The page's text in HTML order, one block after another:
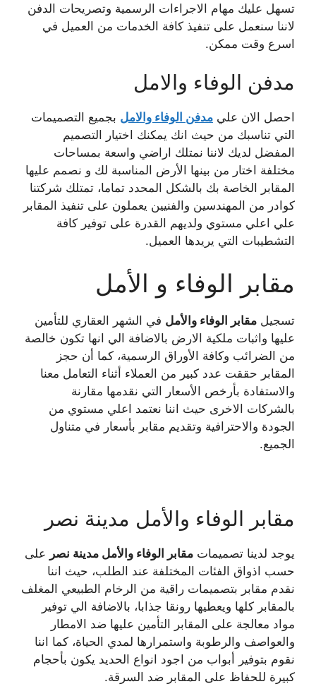
تسهل عليك مهام الاجراءات الرسمية وتصريحات الدفن
لاننا سنعمل على تنفيذ كافة الخدمات من العميل في
اسرع وقت ممكن.
مدفن الوفاء والامل
احصل الان علي مدفن الوفاء والامل بجميع التصميمات
التي تناسبك من حيث انك يمكنك اختيار التصميم
المفضل لديك لاننا نمتلك اراضي واسعة بمساحات
مختلفة اختار من بينها الأرض المناسبة لك و نصمم عليها
المقابر الخاصة بك بالشكل المحدد تماما، تمتلك شركتنا
كوادر من المهندسين والفنيين يعملون على تنفيذ المقابر
علي اعلي مستوي ولديهم القدرة على توفير كافة
التشطيبات التي يريدها العميل.
مقابر الوفاء و الأمل
تسجيل مقابر الوفاء والأمل في الشهر العقاري للتأمين
عليها واثبات ملكية الارض بالاضافة الي انها تكون خالصة
من الضرائب وكافة الأوراق الرسمية، كما أن حجز
المقابر حققت عدد كبير من العملاء أثناء التعامل معنا
والاستفادة بأرخص الأسعار التي نقدمها مقارنة
بالشركات الاخرى حيث اننا نعتمد اعلي مستوي من
الجودة والاحترافية وتقديم مقابر بأسعار في متناول
الجميع.
مقابر الوفاء والأمل مدينة نصر
يوجد لدينا تصميمات مقابر الوفاء والأمل مدينة نصر على
حسب اذواق الفئات المختلفة عند الطلب، حيث اننا
نقدم مقابر بتصميمات راقية من الرخام الطبيعي المغلف
بالمقابر كلها ويعطيها رونقا جذابا، بالاضافة الي توفير
مواد معالجة على المقابر التأمين عليها ضد الامطار
والعواصف والرطوبة واستمرارها لمدي الحياة، كما اننا
نقوم بتوفير أبواب من اجود انواع الحديد يكون بأحجام
كبيرة للحفاظ على المقابر ضد السرقة.